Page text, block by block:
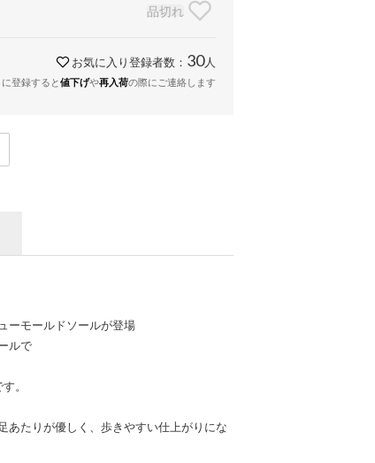
品切れ
お気に入り登録者数： 30人
登録すると値下げや再入荷の際にご連絡します
ーモールドソールが登場
ルで
。
あたりが優しく、歩きやすい仕上がりにな